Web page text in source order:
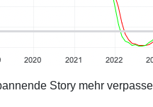
Story mehr